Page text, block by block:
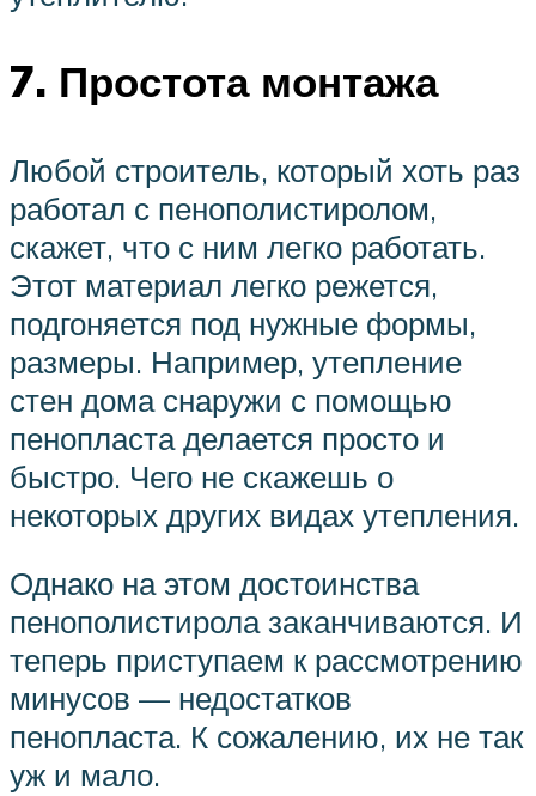
7. Простота монтажа
Любой строитель, который хоть раз
работал с пенополистиролом,
скажет, что с ним легко работать.
Этот материал легко режется,
подгоняется под нужные формы,
размеры. Например, утепление
стен дома снаружи с помощью
пенопласта делается просто и
быстро. Чего не скажешь о
некоторых других видах утепления.
Однако на этом достоинства
пенополистирола заканчиваются. И
теперь приступаем к рассмотрению
минусов — недостатков
пенопласта. К сожалению, их не так
уж и мало.